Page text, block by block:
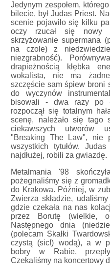
Jedynym zespołem,
bilecie, był Judas Priest.
scenie pojawiło się kilku
oczy rzucał się nowy
skrzyżowanie supermana
na czole) z
niezgrabność).
drapieżnością kłębka
wokalista, nie ma
szczęście sam śpiew broni
do wyczynów
bisowali - dwa razy po
rozpoczął się totalnym
scenę, należało się tago
ciekawszych utworów
"Breaking The Law", nie
wszystkich tytułów.
najdłużej, robili za gwiazdę.
Metalmania '98
pożegnaliśmy się z
do Krakowa. Później, w
Zwierza składzie,
gdzie czekała na nas
przez Borutę (wielkie,
Następnego dnia
(polecam Skałki
czystą (sic!) wodą), a w
bobry w Rabie,
Czekaliśmy na koncertowy